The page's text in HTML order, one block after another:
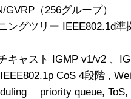
GVRP（256グループ）
ングツリー IEEE802.1d
キャスト IGMP v1/v2 、
CoS 4段階 ,
priority queue, ToS,